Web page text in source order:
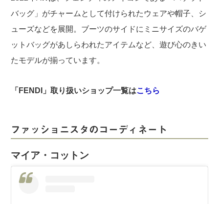
バッグ」がチャームとして付けられたウェアや帽子、シ
ューズなどを展開。ブーツのサイドにミニサイズのバゲ
ットバッグがあしらわれたアイテムなど、遊び心のきい
たモデルが揃っています。
「FENDI 」取り扱いショップ一覧はこちら
ファッショニスタのコーディネート
マイア・コットン